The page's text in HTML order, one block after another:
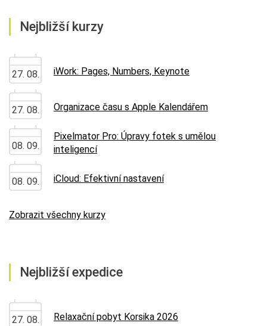
Nejbližší kurzy
27. 08. iWork: Pages, Numbers, Keynote
27. 08. Organizace času s Apple Kalendářem
08. 09.
Pixelmator Pro: Úpravy fotek s umělou
inteligencí
08. 09. iCloud: Efektivní nastavení
Zobrazit všechny kurzy
Nejbližší expedice
27. 08. Relaxační pobyt Korsika 2026